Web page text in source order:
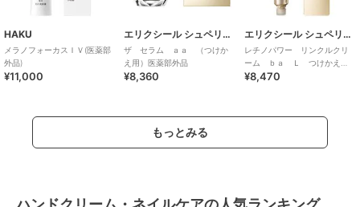
HAKU
メラノフォーカスＩＶ(医薬部
外品)
¥11,000
エリクシール シュペリエル
ザ セラム ａａ （つけか
え用）医薬部外品
¥8,360
エリクシール シュペリエル
レチノパワー リンクルクリ
ーム ｂａ Ｌ つけかえ
用 （レフィル）医薬部外品
¥8,470
もっとみる